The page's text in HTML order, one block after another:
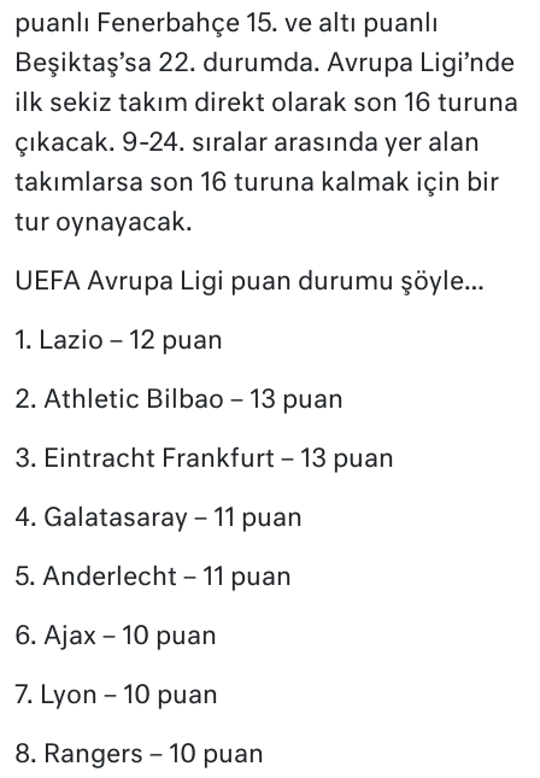
puanlı Fenerbahçe 15. ve altı puanlı
Beşiktaş’sa 22. durumda. Avrupa Ligi’nde
ilk sekiz takım direkt olarak son 16 turuna
çıkacak. 9-24. sıralar arasında yer alan
takımlarsa son 16 turuna kalmak için bir
tur oynayacak.
UEFA Avrupa Ligi puan durumu şöyle…
1. Lazio – 12 puan
2. Athletic Bilbao – 13 puan
3. Eintracht Frankfurt – 13 puan
4. Galatasaray – 11 puan
5. Anderlecht – 11 puan
6. Ajax – 10 puan
7. Lyon – 10 puan
8. Rangers – 10 puan